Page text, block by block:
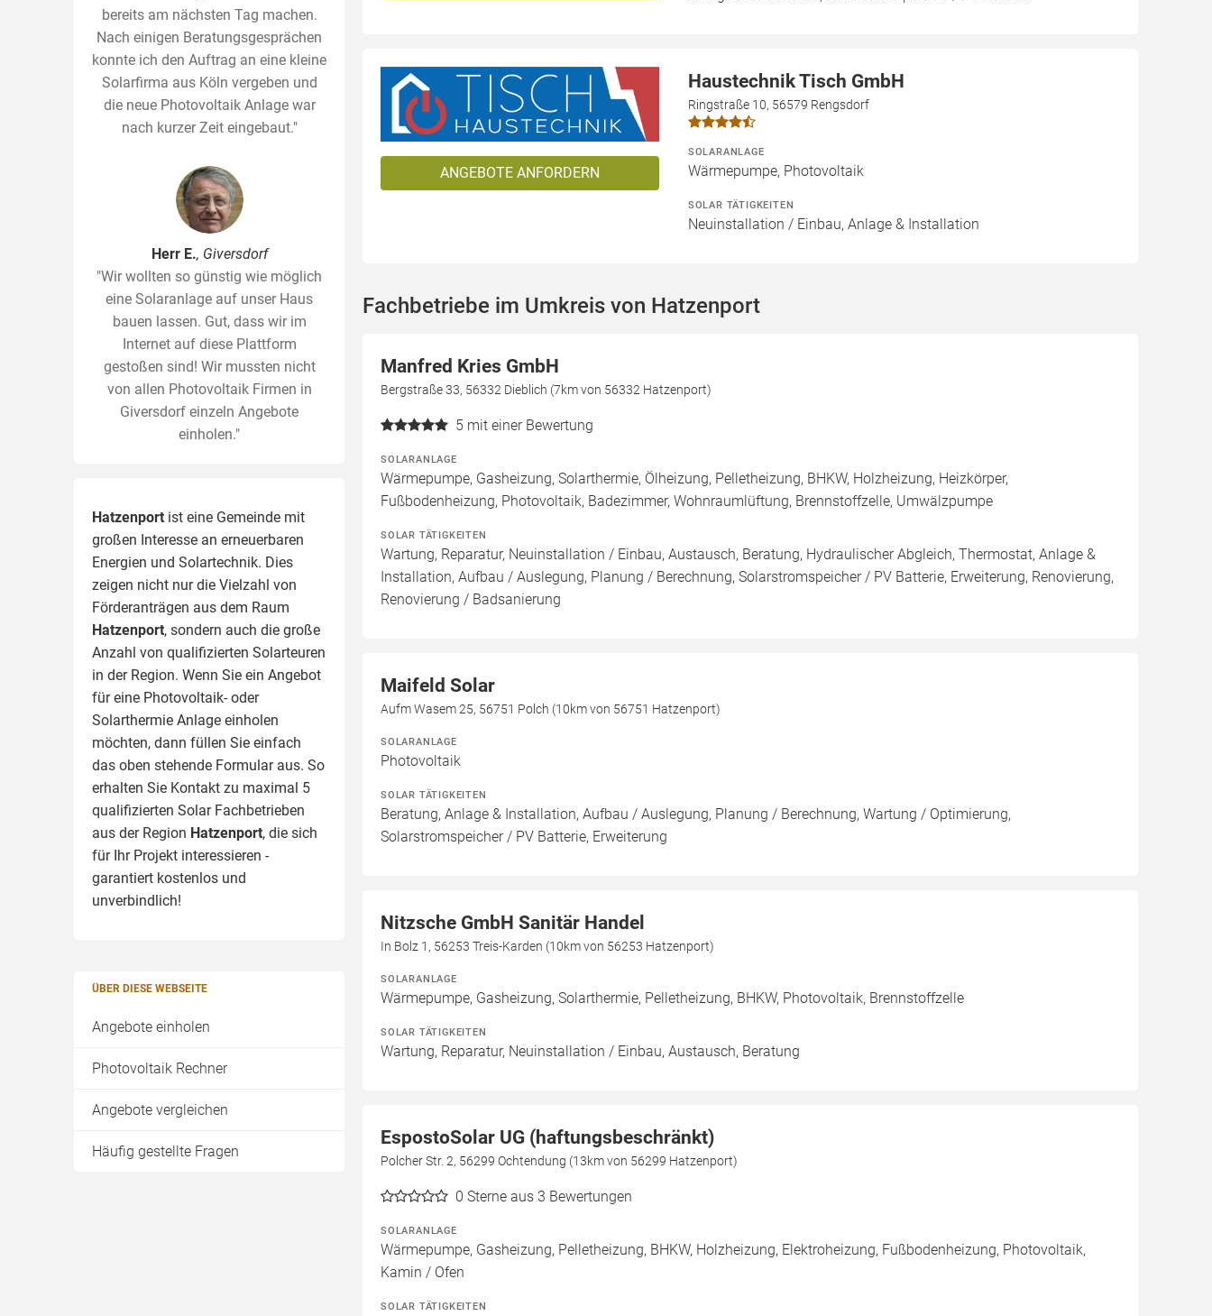
bereits am nächsten Tag machen.
Nach einigen Beratungsgesprächen
konnte ich den Auftrag an eine kleine
Solarfirma aus Köln vergeben und
die neue Photovoltaik Anlage war
nach kurzer Zeit eingebaut."
Herr E., Giversdorf
"Wir wollten so günstig wie möglich
eine Solaranlage auf unser Haus
bauen lassen. Gut, dass wir im
Internet auf diese Plattform
gestoßen sind! Wir mussten nicht
von allen Photovoltaik Firmen in
Giversdorf einzeln Angebote
einholen."
Hatzenport ist eine Gemeinde mit
großen Interesse an erneuerbaren
Energien und Solartechnik. Dies
zeigen nicht nur die Vielzahl von
Förderanträgen aus dem Raum
Hatzenport, sondern auch die große
Anzahl von qualifizierten Solarteuren
in der Region. Wenn Sie ein Angebot
für eine Photovoltaik- oder
Solarthermie Anlage einholen
möchten, dann füllen Sie einfach
das oben stehende Formular aus. So
erhalten Sie Kontakt zu maximal 5
qualifizierten Solar Fachbetrieben
aus der Region Hatzenport, die sich
für Ihr Projekt interessieren -
garantiert kostenlos und
unverbindlich!
ÜBER DIESE WEBSEITE
Angebote einholen
Photovoltaik Rechner
Angebote vergleichen
Häufig gestellte Fragen
ANGEBOTE ANFORDERN
Haustechnik Tisch GmbH
Ringstraße 10, 56579 Rengsdorf
SOLARANLAGE
Wärmepumpe, Photovoltaik
SOLAR TÄTIGKEITEN
Neuinstallation / Einbau, Anlage & Installation
Fachbetriebe im Umkreis von Hatzenport
Manfred Kries GmbH
Bergstraße 33, 56332 Dieblich (7km von 56332 Hatzenport)
5 mit einer Bewertung
SOLARANLAGE
Wärmepumpe, Gasheizung, Solarthermie, Ölheizung, Pelletheizung, BHKW, Holzheizung, Heizkörper,
Fußbodenheizung, Photovoltaik, Badezimmer, Wohnraumlüftung, Brennstoffzelle, Umwälzpumpe
SOLAR TÄTIGKEITEN
Wartung, Reparatur, Neuinstallation / Einbau, Austausch, Beratung, Hydraulischer Abgleich, Thermostat, Anlage &
Installation, Aufbau / Auslegung, Planung / Berechnung, Solarstromspeicher / PV Batterie, Erweiterung, Renovierung,
Renovierung / Badsanierung
Maifeld Solar
Aufm Wasem 25, 56751 Polch (10km von 56751 Hatzenport)
SOLARANLAGE
Photovoltaik
SOLAR TÄTIGKEITEN
Beratung, Anlage & Installation, Aufbau / Auslegung, Planung / Berechnung, Wartung / Optimierung,
Solarstromspeicher / PV Batterie, Erweiterung
Nitzsche GmbH Sanitär Handel
In Bolz 1, 56253 Treis-Karden (10km von 56253 Hatzenport)
SOLARANLAGE
Wärmepumpe, Gasheizung, Solarthermie, Pelletheizung, BHKW, Photovoltaik, Brennstoffzelle
SOLAR TÄTIGKEITEN
Wartung, Reparatur, Neuinstallation / Einbau, Austausch, Beratung
EspostoSolar UG (haftungsbeschränkt)
Polcher Str. 2, 56299 Ochtendung (13km von 56299 Hatzenport)
0 Sterne aus 3 Bewertungen
SOLARANLAGE
Wärmepumpe, Gasheizung, Pelletheizung, BHKW, Holzheizung, Elektroheizung, Fußbodenheizung, Photovoltaik,
Kamin / Ofen
SOLAR TÄTIGKEITEN